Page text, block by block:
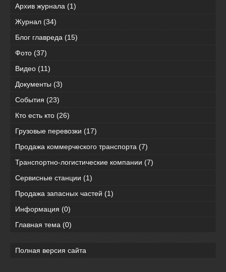
Архив журнала (1)
Журнал (34)
Блог главреда (15)
Фото (37)
Видео (11)
Документы (3)
События (23)
Кто есть кто (26)
Грузовые перевозки (17)
Продажа коммерческого транспорта (7)
Транспортно-логистические компании (7)
Сервисные станции (1)
Продажа запасных частей (1)
Информация (0)
Главная тема (0)
Полная версия сайта